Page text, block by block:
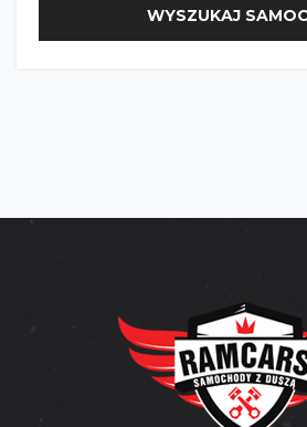
WYSZUKAJ